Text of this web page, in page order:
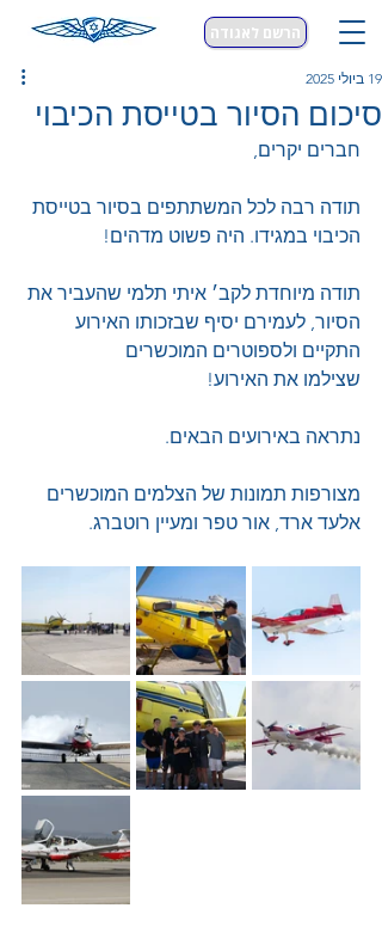
הרשם לאגודה
סיכום הסיור בטייסת הכיבוי
19 ביולי 2025
חברים יקרים,
תודה רבה לכל המשתתפים בסיור בטייסת
הכיבוי במגידו. היה פשוט מדהים!
תודה מיוחדת לקב׳ איתי תלמי שהעביר את
הסיור, לעמירם יסיף שבזכותו האירוע
התקיים ולספוטרים המוכשרים
שצילמו את האירוע!
נתראה באירועים הבאים.
מצורפות תמונות של הצלמים המוכשרים
אלעד ארד, אור טפר ומעיין רוטברג.